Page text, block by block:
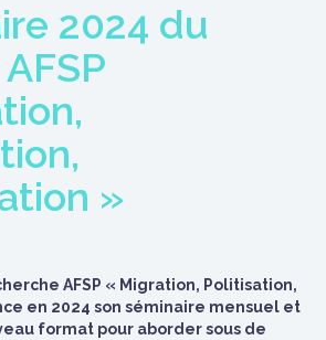
2024 du
»
AFSP « Migration, Politisation,
en 2024 son séminaire mensuel et
format pour aborder sous de